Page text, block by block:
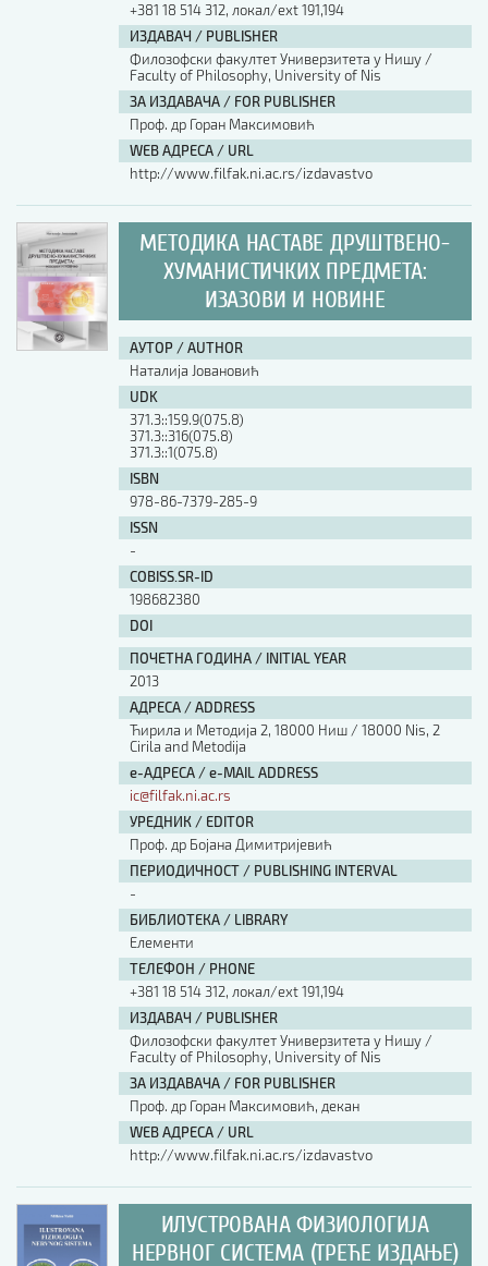
+381 18 514 312, локал/ext 191,194
ИЗДАВАЧ / PUBLISHER
Филозофски факултет Универзитета у Нишу /
Faculty of Philosophy, University of Nis
ЗА ИЗДАВАЧА / FOR PUBLISHER
Проф. др Горан Максимовић
WEB АДРЕСА / URL
http://www.filfak.ni.ac.rs/izdavastvo
МЕТОДИКА НАСТАВЕ ДРУШТВЕНО-
ХУМАНИСТИЧКИХ ПРЕДМЕТА:
ИЗАЗОВИ И НОВИНЕ
АУТОР / AUTHOR
Наталија Јовановић
UDK
371.3::159.9(075.8)
371.3::316(075.8)
371.3::1(075.8)
ISBN
978-86-7379-285-9
ISSN
-
COBISS.SR-ID
198682380
DOI
ПОЧЕТНА ГОДИНА / INITIAL YEAR
2013
АДРЕСА / ADDRESS
Ћирила и Методија 2, 18000 Ниш / 18000 Nis, 2
Cirila and Metodija
е-АДРЕСА / e-MAIL ADDRESS
ic@filfak.ni.ac.rs
УРЕДНИК / EDITOR
Проф. др Бојана Димитријевић
ПЕРИОДИЧНОСТ / PUBLISHING INTERVAL
-
БИБЛИОТЕКА / LIBRARY
Елементи
ТЕЛЕФОН / PHONE
+381 18 514 312, локал/ext 191,194
ИЗДАВАЧ / PUBLISHER
Филозофски факултет Универзитета у Нишу /
Faculty of Philosophy, University of Nis
ЗА ИЗДАВАЧА / FOR PUBLISHER
Проф. др Горан Максимовић, декан
WEB АДРЕСА / URL
http://www.filfak.ni.ac.rs/izdavastvo
ИЛУСТРОВАНА ФИЗИОЛОГИЈА
НЕРВНОГ СИСТЕМА (ТРЕЋЕ ИЗДАЊЕ)